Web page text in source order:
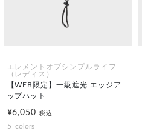
エレメントオブシンプルライフ
（レディス）
【WEB限定】一級遮光 エッジア
ップハット
¥6,050税込
5 colors